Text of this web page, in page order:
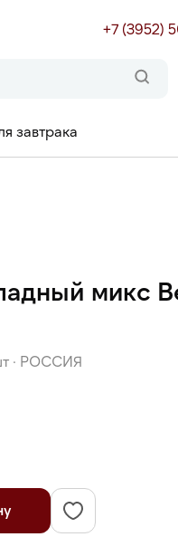
+7 (3952)
завтрака
микс
· РОССИЯ